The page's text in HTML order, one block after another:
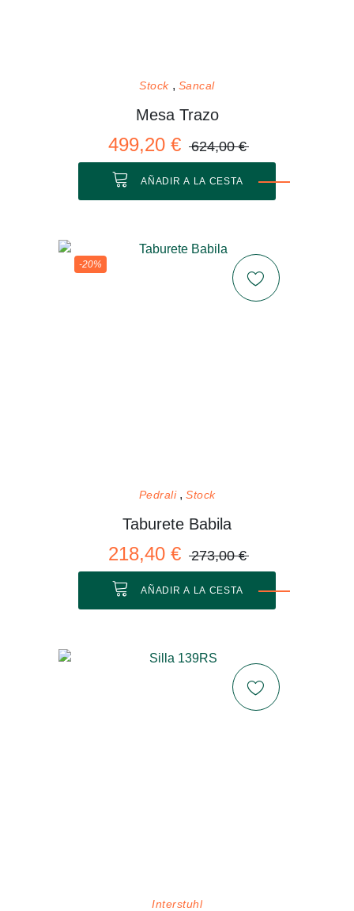
Stock Sancal
Mesa Trazo
499,20 € 624,00 €
AÑADIR A LA CESTA
-20%
Pedrali Stock
Taburete Babila
218,40 € 273,00 €
AÑADIR A LA CESTA
Interstuhl